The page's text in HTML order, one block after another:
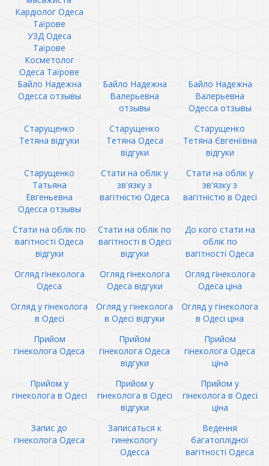
Кардіолог Одеса
Таїрове
УЗД Одеса
Таїрове
Косметолог
Одеса Таїрове
Байло Надежна
Одесса отзывы
Байло Надежна
Валерьевна
отзывы
Байло Надежна
Валерьевна
Одесса отзывы
Старущенко
Тетяна відгуки
Старущенко
Тетяна Одеса
відгуки
Старущенко
Тетяна Євгеніївна
відгуки
Старущенко
Татьяна
Евгеньевна
Одесса отзывы
Стати на облік у
зв'язку з
вагітністю Одеса
Стати на облік у
зв'язку з
вагітністю в Одесі
Стати на облік по
вагітності Одеса
відгуки
Стати на облік по
вагітності в Одесі
відгуки
До кого стати на
облік по
вагітності Одеса
Огляд гінеколога
Одеса
Огляд гінеколога
Одеса відгуки
Огляд гінеколога
Одеса ціна
Огляд у гінеколога
в Одесі
Огляд у гінеколога
в Одесі відгуки
Огляд у гінеколога
в Одесі ціна
Прийом
гінеколога Одеса
Прийом
гінеколога Одеса
відгуки
Прийом
гінеколога Одеса
ціна
Прийом у
гінеколога в Одесі
Прийом у
гінеколога в Одесі
відгуки
Прийом у
гінеколога в Одесі
ціна
Запис до
гінеколога Одеса
Записаться к
гинекологу
Одесса
Ведення
багатоплідної
вагітності Одеса